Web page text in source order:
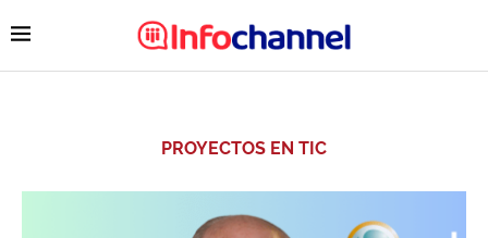
PROYECTOS EN TIC